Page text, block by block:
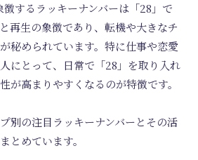
するラッキーナンバーは「28」で
再生の象徴であり、転機や大きなチ
秘められています。特に仕事や恋愛
にとって、日常で「28」を取り入れ
が高まりやすくなるのが特徴です。
別の注目ラッキーナンバーとその活
とめています。